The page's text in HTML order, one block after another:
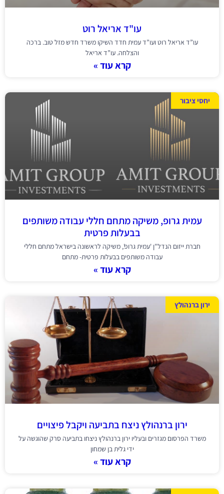
עו"ד אריאל רוט
עו”ד אריאל רוט ועו”ד עמית חדד השיקו משרד חדש מזל טוב. ברכה
והצלחה. עו”ד אריאל
קרא עוד »
יחסי ציבור
עמית גרופ, משיקה מתחם חללי עבודה משותפים
בבעלות פרטית
חברת ייזום הנדל"ן 'עמית גרופ', משיקה לראשונה בישראל מתחם חללי
עבודה משותפים בבעלות פרטית- מתחם
קרא עוד »
ירון ברנהולץ
ירון ברנהולץ ניצח בתביעה ויקבל פיצויים
משרד הפרסום מגזרים ובעליו ירון ברנהולץ ניצחו בתביעה סרק שהוגשה על
ידי גלית בן שמחון
קרא עוד »